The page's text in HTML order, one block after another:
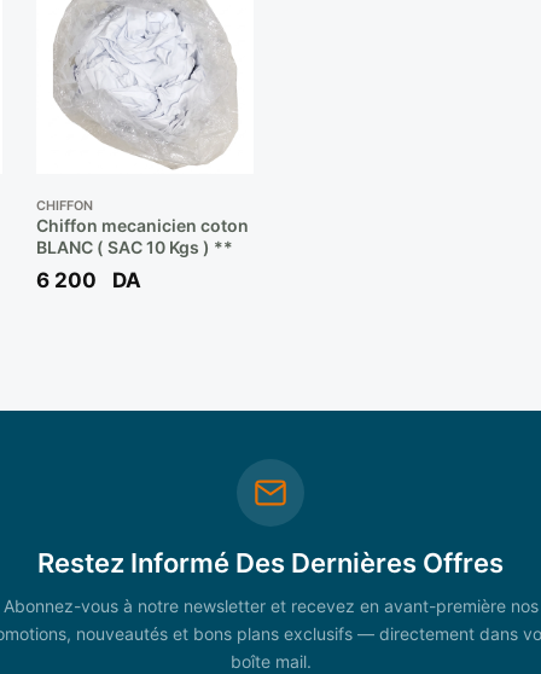
CHIFFON
Chiffon mecanicien coton
BLANC ( SAC 10 Kgs ) **
6 200 DA
Restez Informé Des Dernières Offres
Abonnez-vous à notre newsletter et recevez en avant-première nos
nouveautés et bons plans exclusifs — directement dans
boîte mail.